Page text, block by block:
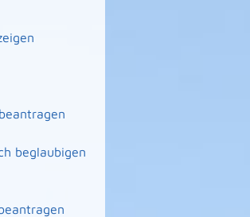
beglaubigen